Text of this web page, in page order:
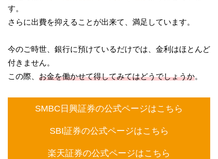
す。
さらに出費を抑えることが出来て、満足しています。
今のご時世、銀行に預けているだけでは、金利はほとんど
付きません。
この際、 お金を働かせて得してみてはどうでしょうか。
SMBC日興証券の公式ページはこちら
SBI証券の公式ページはこちら
楽天証券の公式ページはこちら